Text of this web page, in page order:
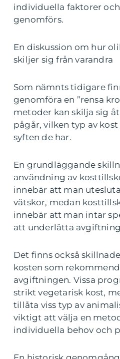
individuella faktorer
genomförs.
En diskussion om hur
skiljer sig från varandra
Som nämnts tidigare
genomföra en ”rensa
metoder kan skilja sig
pågår, vilken typ av
syften de har.
En grundläggande
användning av
innebär att man
vätskor, medan
innebär att man intar
att underlätta
Det finns också
kosten som
avgiftningen. Vissa
strikt vegetarisk kost,
tillåta viss typ av
viktigt att välja en
individuella behov och